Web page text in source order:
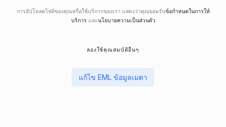
การอัปโหลดไฟล์ของคุณหรือใช้บริการของเรา แสดงว่าคุณยอมรับข้อกำหนดในการให้
บริการและนโยบายความเป็นส่วนตัว
ลองใช้คุณสมบัติอื่นๆ
แก้ไข EML ข้อมูลเมตา